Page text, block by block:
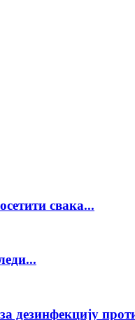
свака...
дезинфекцију